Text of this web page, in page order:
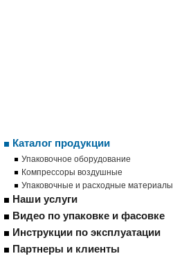
Каталог продукции
Упаковочное оборудование
Компрессоры воздушные
Упаковочные и расходные материалы
Наши услуги
Видео по упаковке и фасовке
Инструкции по эксплуатации
Партнеры и клиенты